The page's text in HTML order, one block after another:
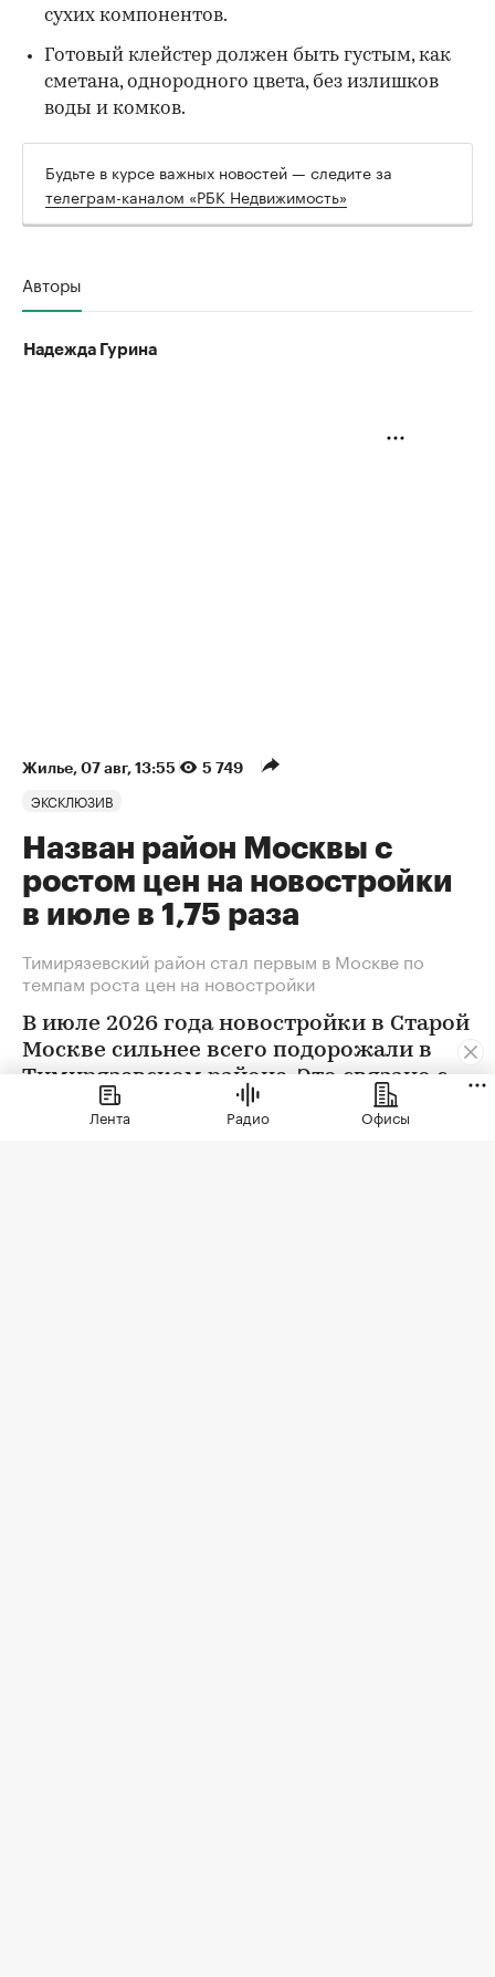
сухих компонентов.
Готовый клейстер должен быть густым, как
сметана, однородного цвета, без излишков
воды и комков.
Будьте в курсе важных новостей — следите за
телеграм-каналом «РБК Недвижимость»
Авторы
Надежда Гурина
Жилье⁠, 07 авг, 13:55 5 749
ЭКСКЛЮЗИВ
Назван район Москвы с
ростом цен на новостройки
в июле в 1,75 раза
Тимирязевский район стал первым в Москве по
темпам роста цен на новостройки
В июле 2026 года новостройки в Старой
Москве сильнее всего подорожали в
Тимирязевском районе. Это связано с
появлением в экспозиции нового
проекта бизнес-класса
Лента Радио Офисы